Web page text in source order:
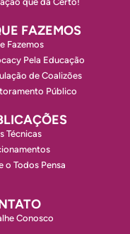
FAZEMOS
Fazemos
Pela Educação
de Coalizões
Público
Técnicas
o Todos Pensa
Conosco